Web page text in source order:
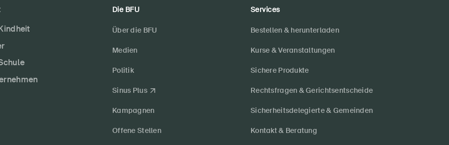
Die BFU
Über die BFU
Medien
Politik
Sinus Plus
Kampagnen
Offene Stellen
Services
Bestellen & herunterladen
Kurse & Veranstaltungen
Sichere Produkte
Rechtsfragen & Gerichtsentscheide
Sicherheitsdelegierte & Gemeinden
Kontakt & Beratung